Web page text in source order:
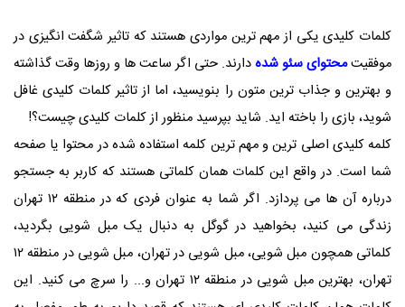
کلمات کلیدی یکی از مهم ترین مواردی هستند که تاثیر شگفت انگیزی در
موفقیتمحتوای سئو شدهدارند. حتی اگر ساعت ها و روزها وقت گذاشته
و بهترین و جذاب ترین متون را بنویسید، اما از تاثیر کلمات کلیدی غافل
شوید، بازی را باخته اید. شاید بپرسید منظور از کلمات کلیدی چیست؟!
کلمه کلیدی اصلی ترین و مهم ترین کلمه استفاده شده در محتوا یا صفحه
شما است. در واقع این کلمات همان کلماتی هستند که کاربر به جستجو
درباره آن ها می پردازد. اگر شما به عنوان فردی که در منطقه ۱۲ تهران
زندگی می کنید، بخواهید در گوگل به دنبال یک مبل شویی بگردید،
کلماتی همچون مبل شویی، مبل شویی در تهران، مبل شویی در منطقه ۱۲
تهران، بهترین مبل شویی در منطقه ۱۲ تهران و... را سرچ می کنید. این